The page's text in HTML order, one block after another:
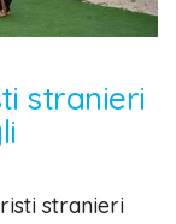
stranieri
stranieri